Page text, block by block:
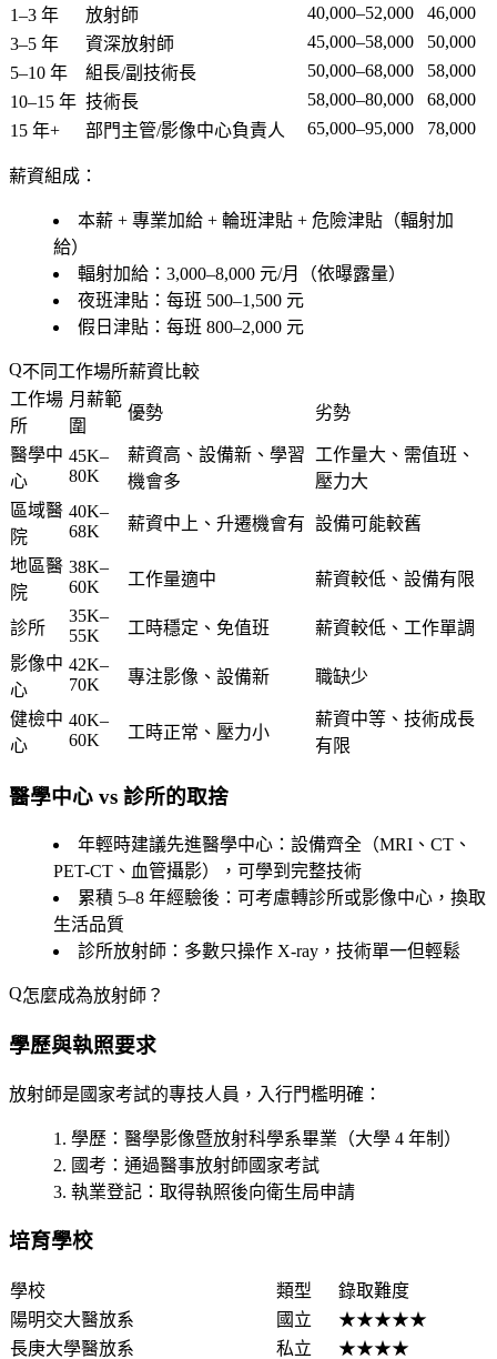
1–3 年
放射師 40,000–52,000
46,000
3–5 年
資深放射師 45,000–58,000
50,000
5–10 年
組長/副技術長 50,000–68,000
58,000
10–15 年 技術長 58,000–80,000
68,000
15 年+
部門主管/影像中心負責人 65,000–95,000 78,000
薪資組成：
本薪 + 專業加給 + 輪班津貼 + 危險津貼（輻射加
給）
輻射加給：3,000–8,000 元/月（依曝露量）
夜班津貼：每班 500–1,500 元
假日津貼：每班 800–2,000 元
不同工作場所薪資比較
工作場
所
月薪範
圍
優勢 劣勢
醫學中
心
45K–
80K
薪資高、設備新、學習
機會多
工作量大、需值班、
壓力大
區域醫
院
40K–
68K
薪資中上、升遷機會有 設備可能較舊
地區醫
院
38K–
60K
工作量適中 薪資較低、設備有限
診所
35K–
55K
工時穩定、免值班
薪資較低、工作單調
影像中
心
42K–
70K
專注影像、設備新 職缺少
健檢中
心
40K–
60K
工時正常、壓力小
薪資中等、技術成長
有限
醫學中心 vs 診所的取捨
年輕時建議先進醫學中心 ：設備齊全（MRI、CT、
PET-CT、血管攝影），可學到完整技術
累積 5–8 年經驗後 ：可考慮轉診所或影像中心，換取
生活品質
診所放射師 ：多數只操作 X-ray，技術單一但輕鬆
怎麼成為放射師？
學歷與執照要求
放射師是國家考試的專技人員，入行門檻明確：
學歷 ：醫學影像暨放射科學系畢業（大學 4 年制）
國考 ：通過醫事放射師國家考試
執業登記 ：取得執照後向衛生局申請
培育學校
學校 類型
錄取難度
陽明交大醫放系
國立
★★★★★
長庚大學醫放系
私立
★★★★